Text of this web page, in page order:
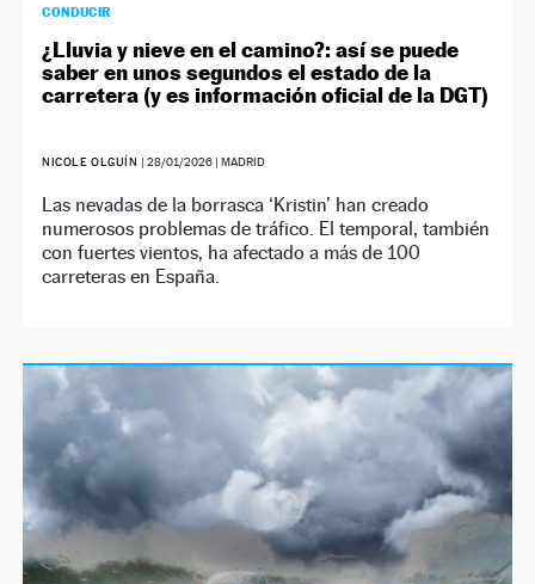
CONDUCIR
¿Lluvia y nieve en el camino?: así se puede
saber en unos segundos el estado de la
carretera (y es información oficial de la DGT)
NICOLE OLGUÍN | 28/01/2026| MADRID
Las nevadas de la borrasca ‘Kristin’ han creado
numerosos problemas de tráfico. El temporal, también
con fuertes vientos, ha afectado a más de 100
carreteras en España.